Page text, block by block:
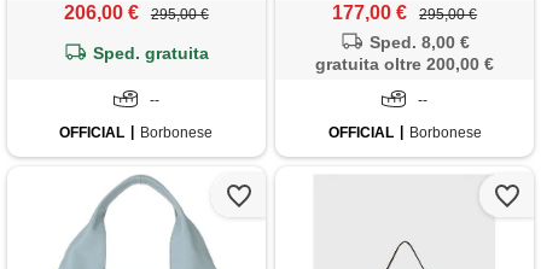
206,00 € 295,00 €
Sped. gratuita
--
OFFICIAL
Borbonese
177,00 € 295,00 €
Sped. 8,00 €
gratuita oltre 200,00 €
--
OFFICIAL
Borbonese